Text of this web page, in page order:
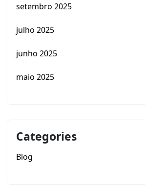
setembro 2025
julho 2025
junho 2025
maio 2025
Categories
Blog